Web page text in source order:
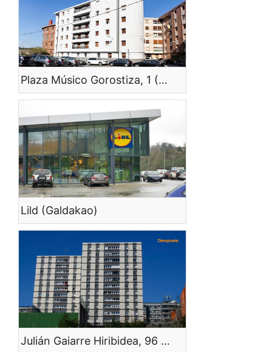
Plaza Músico Gorostiza, 1 (Erandio)
Lild (Galdakao)
Julián Gaiarre Hiribidea, 96 (Bilbao)